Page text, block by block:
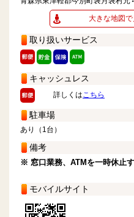
大きな地図で
取り扱いサービス
キャッシュレス
詳しくはこちら
駐車場
あり（1台）
備考
※ 窓口業務、ATMを一時休止す
モバイルサイト